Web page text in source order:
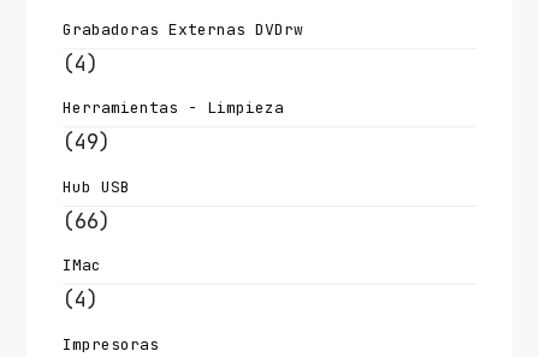
Grabadoras Externas DVDrw
(4)
Herramientas - Limpieza
(49)
Hub USB
(66)
IMac
(4)
Impresoras